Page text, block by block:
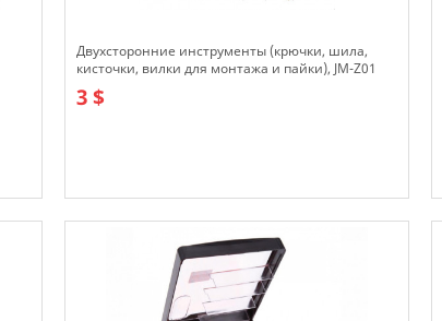
Двухсторонние инструменты (крючки, шила,
кисточки, вилки для монтажа и пайки), JM-Z01
3 $